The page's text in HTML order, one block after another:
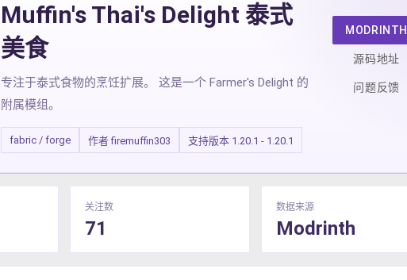
Muffin's Thai's Delight 泰式
美食
专注于泰式食物的烹饪扩展。 这是一个 Farmer's Delight 的
附属模组。
fabric / forge 作者 firemuffin303 支持版本 1.20.1 - 1.20.1
MODRINTH
源码地址
问题反馈
关注数
71
数据来源
Modrinth